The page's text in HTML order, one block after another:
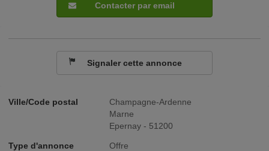
Ville/Code postal
Champagne-Ardenne
Marne
Epernay - 51200
Type d'annonce Offre
Contacter par email
Signaler cette annonce